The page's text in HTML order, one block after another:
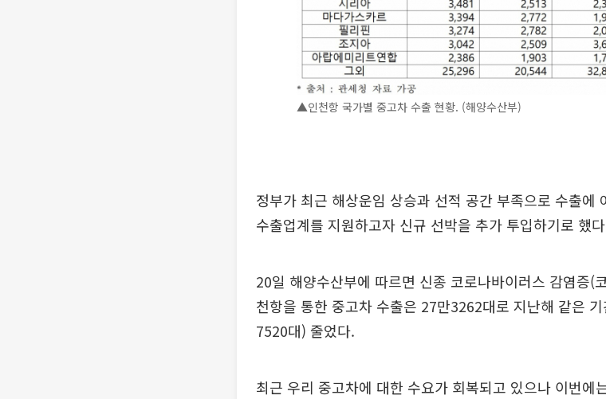
▲인천항 국가별 중고차 수출 현황. (해양수산부)
정부가 최근 해상운임 상승과 선적 공간 부족으로 수출에
수출업계를 지원하고자 신규 선박을 추가 투입하기로 했
20일 해양수산부에 따르면 신종 코로나바이러스 감염증(
천항을 통한 중고차 수출은 27만3262대로 지난해 같은
7520대) 줄었다.
최근 우리 중고차에 대한 수요가 회복되고 있으나 이번에